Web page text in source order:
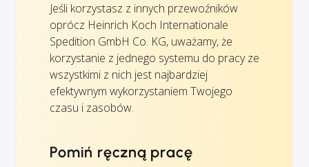
Jeśli korzystasz z innych przewoźników
oprócz Heinrich Koch Internationale
Spedition GmbH Co. KG, uważamy, że
korzystanie z jednego systemu do pracy ze
wszystkimi z nich jest najbardziej
efektywnym wykorzystaniem Twojego
czasu i zasobów.
Pomiń ręczną pracę